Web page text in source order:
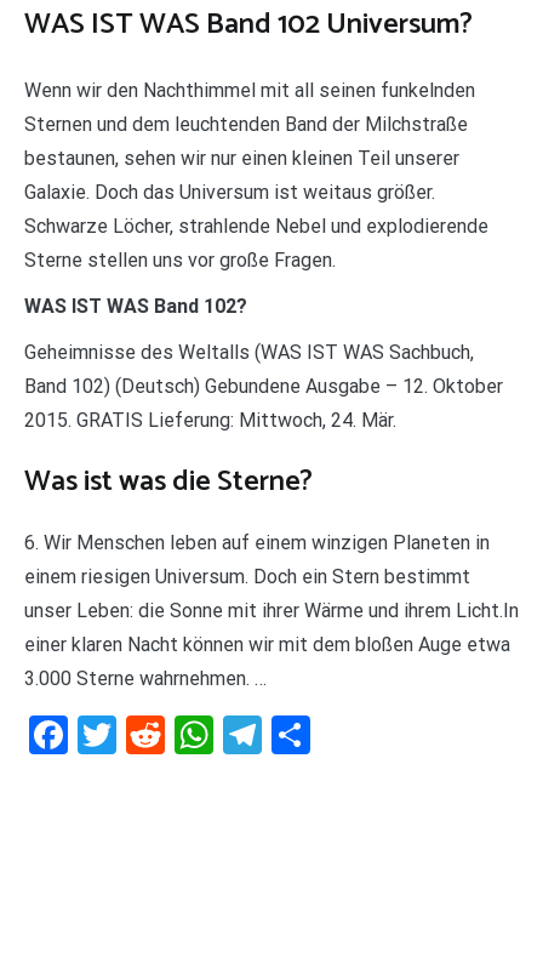
WAS IST WAS Band 102 Universum?
Wenn wir den Nachthimmel mit all seinen funkelnden
Sternen und dem leuchtenden Band der Milchstraße
bestaunen, sehen wir nur einen kleinen Teil unserer
Galaxie. Doch das Universum ist weitaus größer.
Schwarze Löcher, strahlende Nebel und explodierende
Sterne stellen uns vor große Fragen.
WAS IST WAS Band 102?
Geheimnisse des Weltalls (WAS IST WAS Sachbuch,
Band 102) (Deutsch) Gebundene Ausgabe – 12. Oktober
2015. GRATIS Lieferung: Mittwoch, 24. Mär.
Was ist was die Sterne?
6. Wir Menschen leben auf einem winzigen Planeten in
einem riesigen Universum. Doch ein Stern bestimmt
unser Leben: die Sonne mit ihrer Wärme und ihrem Licht.In
einer klaren Nacht können wir mit dem bloßen Auge etwa
3.000 Sterne wahrnehmen. …
Facebook
Twitter
RedditWhatsApp
Telegram